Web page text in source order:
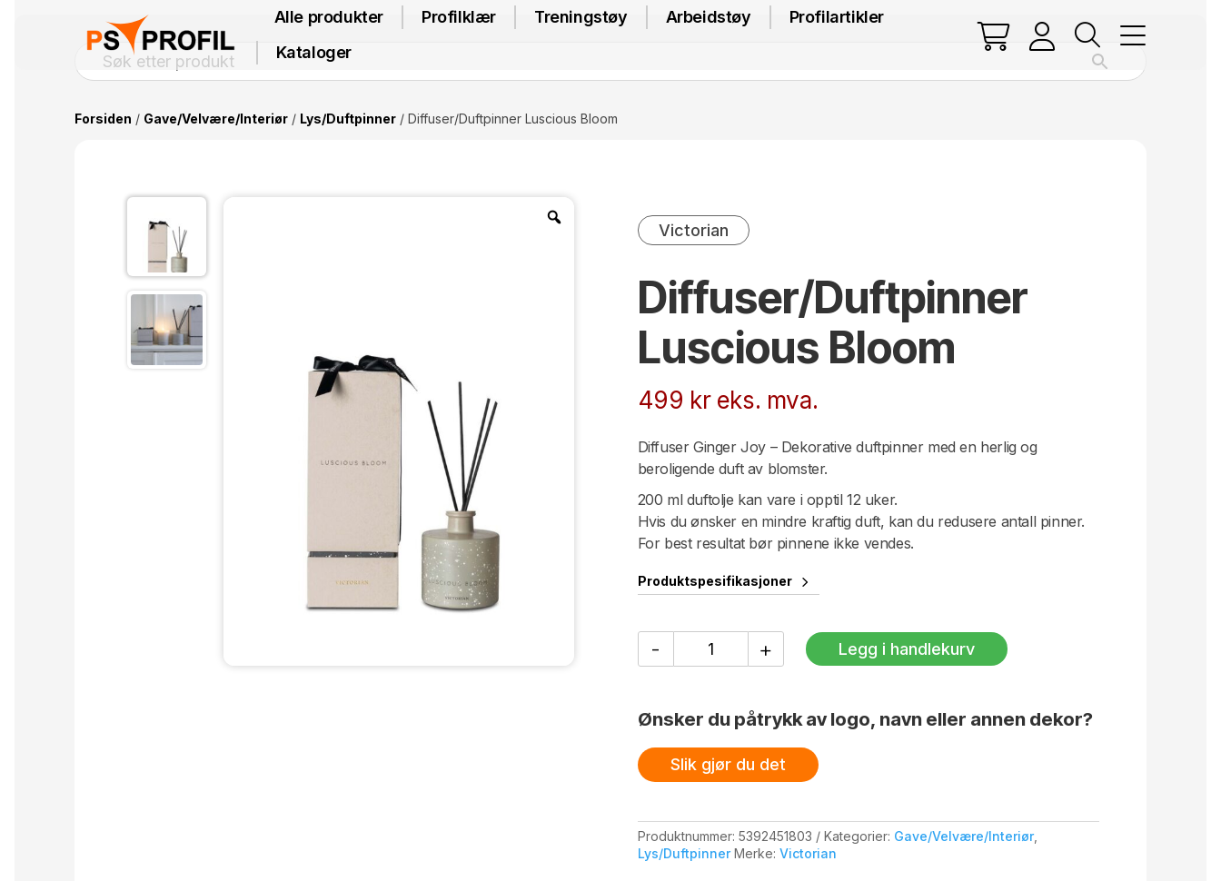
Alle produkter Profilklær Treningstøy Arbeidstøy
Profilartikler
Kataloger
Forsiden / Gave/Velvære/Interiør/ Lys/Duftpinner/ Diffuser/Duftpinner Luscious Bloom
Victorian
Diffuser/Duftpinner
Luscious Bloom
499 kr eks. mva.
Diffuser Ginger Joy – Dekorative duftpinner med en herlig og
beroligende duft av blomster.
200 ml duftolje kan vare i opptil 12 uker.
Hvis du ønsker en mindre kraftig duft, kan du redusere antall pinner.
For best resultat bør pinnene ikke vendes.
Produktspesifikasjoner
-
Luscious
+ Legg i handlekurv
Ønsker du påtrykk av logo, navn eller annen dekor?
Slik gjør du det
Produktnummer: 5392451803 Kategorier: Gave/Velvære/Interiør,
Lys/Duftpinner Merke: Victorian